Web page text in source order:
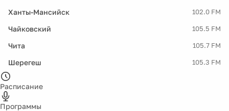
Ханты-Мансийск 102.0 FM
Чайковский 105.5 FM
Чита 105.7 FM
Шерегеш 105.3 FM
Расписание
Программы